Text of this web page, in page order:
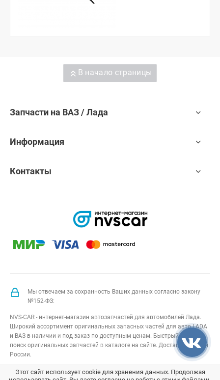
В начало страницы
Запчасти на ВАЗ / Лада
Информация
Контакты
Мы отвечаем за сохранность Ваших данных согласно закону
№152-ФЗ:
NVS-CAR - интернет-магазин автозапчастей для автомобилей Лада.
Широкий ассортимент оригинальных запасных частей для авто LADA
и ВАЗ в наличии и под заказ по доступным ценам. Быстрый подбор и
поиск оригинальных запчастей в каталоге на сайте. Доставка по всей
России.
NVS-CAR© 2014 –2026Все права защищеныкарта сайта;
Этот сайт использует cookie для хранения данных. Продолжая